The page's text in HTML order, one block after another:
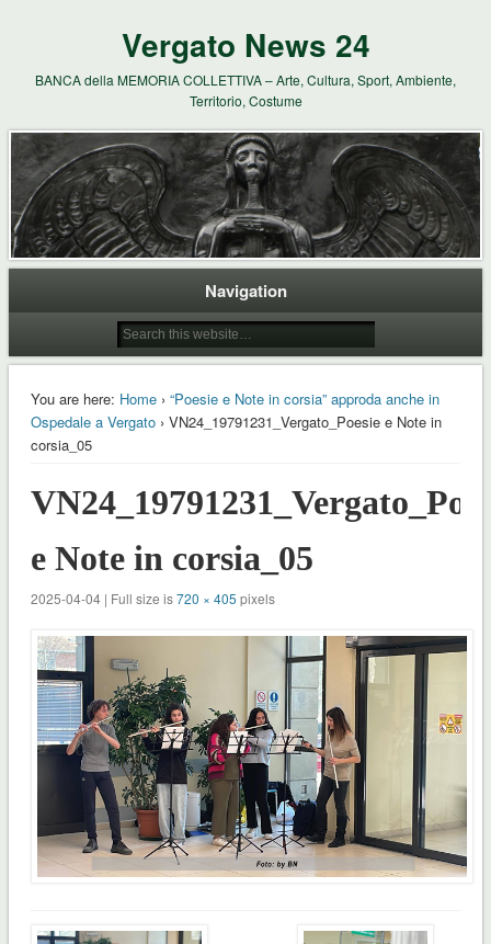
Vergato News 24
BANCA della MEMORIA COLLETTIVA – Arte, Cultura, Sport, Ambiente,
Territorio, Costume
Navigation
You are here: Home› “Poesie e Note in corsia” approda anche in
Ospedale a Vergato› VN24_19791231_Vergato_Poesie e Note in
corsia_05
e Note in corsia_05
2025-04-04 | Full size is720 × 405 pixels